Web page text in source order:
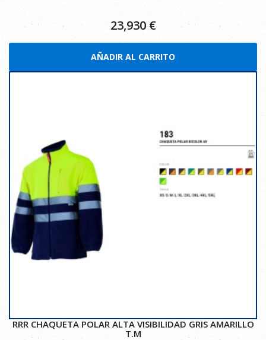
23,930 €
AÑADIR AL CARRITO
RRR CHAQUETA POLAR ALTA VISIBILIDAD GRIS AMARILLO
T.M